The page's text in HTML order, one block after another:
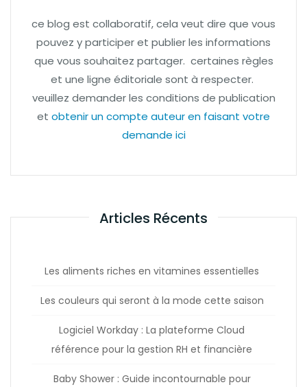
ce blog est collaboratif, cela veut dire que vous
pouvez y participer et publier les informations
que vous souhaitez partager. certaines règles
et une ligne éditoriale sont à respecter.
veuillez demander les conditions de publication
et obtenir un compte auteur en faisant votre
demande ici
Articles Récents
Les aliments riches en vitamines essentielles
Les couleurs qui seront à la mode cette saison
Logiciel Workday : La plateforme Cloud
référence pour la gestion RH et financière
Baby Shower : Guide incontournable pour